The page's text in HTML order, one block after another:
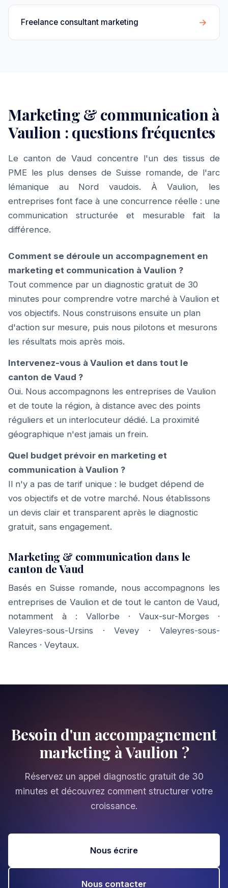
Freelance consultant marketing →
Marketing & communication à
Vaulion : questions fréquentes
Le canton de Vaud concentre l'un des tissus de
PME les plus denses de Suisse romande, de l'arc
lémanique au Nord vaudois. À Vaulion, les
entreprises font face à une concurrence réelle : une
communication structurée et mesurable fait la
différence.
Comment se déroule un accompagnement en
marketing et communication à Vaulion ?
Tout commence par un diagnostic gratuit de 30
minutes pour comprendre votre marché à Vaulion et
vos objectifs. Nous construisons ensuite un plan
d'action sur mesure, puis nous pilotons et mesurons
les résultats mois après mois.
Intervenez-vous à Vaulion et dans tout le
canton de Vaud ?
Oui. Nous accompagnons les entreprises de Vaulion
et de toute la région, à distance avec des points
réguliers et un interlocuteur dédié. La proximité
géographique n'est jamais un frein.
Quel budget prévoir en marketing et
communication à Vaulion ?
Il n'y a pas de tarif unique : le budget dépend de
vos objectifs et de votre marché. Nous établissons
un devis clair et transparent après le diagnostic
gratuit, sans engagement.
Marketing & communication dans le
canton de Vaud
Basés en Suisse romande, nous accompagnons les
entreprises de Vaulion et de tout le canton de Vaud,
notamment à : Vallorbe · Vaux-sur-Morges ·
Valeyres-sous-Ursins · Vevey · Valeyres-sous-
Rances · Veytaux.
Besoin d'un accompagnement
marketing à Vaulion ?
Réservez un appel diagnostic gratuit de 30
minutes et découvrez comment structurer votre
croissance.
Nous écrire
Nous contacter